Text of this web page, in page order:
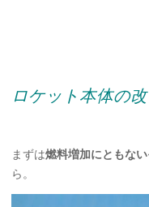
ロケット本体の
まずは燃料増加にともな
ら。